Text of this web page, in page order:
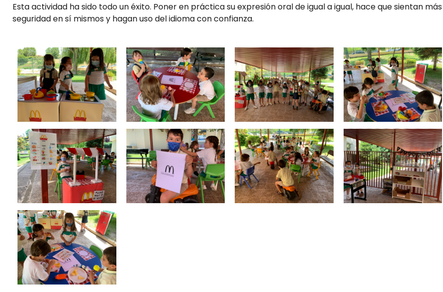
Esta actividad ha sido todo un éxito. Poner en práctica su expresión oral de igual a igual, hace que sientan más
seguridad en sí mismos y hagan uso del idioma con confianza.